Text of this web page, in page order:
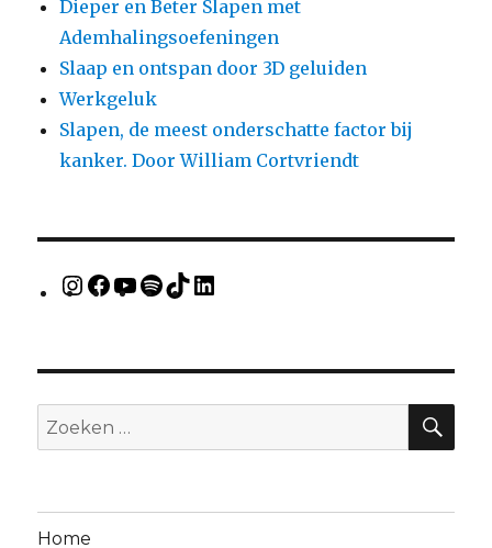
Dieper en Beter Slapen met
Ademhalingsoefeningen
Slaap en ontspan door 3D geluiden
Werkgeluk
Slapen, de meest onderschatte factor bij
kanker. Door William Cortvriendt
Home